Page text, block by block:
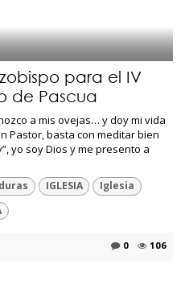
para el IV
de Pascua
a mis ovejas… y doy mi vida
Pastor, basta con meditar bien
yo soy Dios y me presento a
IGLESIA
Iglesia
0 106